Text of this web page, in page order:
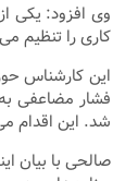
وی افزود: یکی
کاری را تنظیم
این کارشناس
فشار مضاعفی
شد. این اقدام
صالحی با بیان